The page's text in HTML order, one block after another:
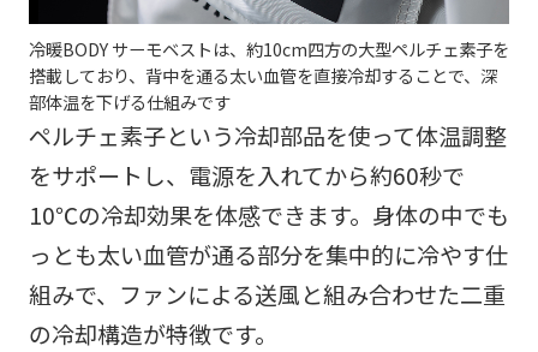
冷暖BODY サーモベストは、約10cm四方の大型ペルチェ素子を
搭載しており、背中を通る太い血管を直接冷却することで、深
部体温を下げる仕組みです
ペルチェ素子という冷却部品を使って体温調整
をサポートし、電源を入れてから約60秒で
10℃の冷却効果を体感できます。身体の中でも
っとも太い血管が通る部分を集中的に冷やす仕
組みで、ファンによる送風と組み合わせた二重
の冷却構造が特徴です。